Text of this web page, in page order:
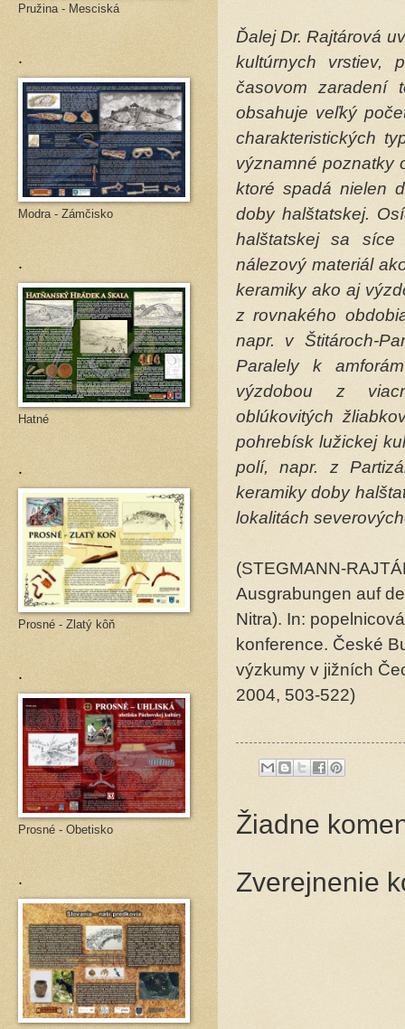
Ďalej Dr. Rajtárová
kultúrnych vrstiev,
časovom zaradení
obsahuje veľký
charakteristických
významné poznatky
ktoré spadá nielen
doby halštatskej.
halštatskej sa síce
nálezový materiál
keramiky ako aj
z rovnakého
napr. v Štitároch-
Paralely k
výzdobou z
oblúkovitých
pohrebísk lužickej
polí, napr. z
keramiky doby
lokalitách
(STEGMANN-
Ausgrabungen auf
Nitra). In:
konference. České
výzkumy v jižních
2004, 503-522)
Žiadne
Zverejnenie
Pružina - Mesciská
.
Modra - Zámčisko
.
Hatné
.
Prosné - Zlatý kôň
.
Prosné - Obetisko
.